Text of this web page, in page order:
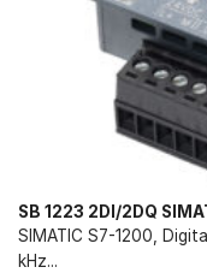
SB 1223 2DI/2DQ
SIMATIC S7-1200,
kHz...